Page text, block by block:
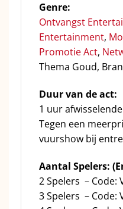
Genre:
Ontvangst
Entertainment,
Promotie Act,
Thema Goud,
Duur van de act:
1 uur
Tegen een
vuurshow bij
Aantal Spelers:
2 Spelers – Code:
3 Spelers – Code: